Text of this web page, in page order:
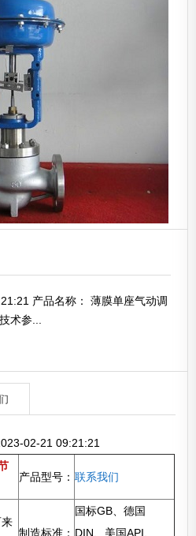
产品名称： 薄膜单座气动调
术参...
02-21 09:21:21
产品型号： 联系我们
制造标准：
国标GB、德国
DIN、美国API、